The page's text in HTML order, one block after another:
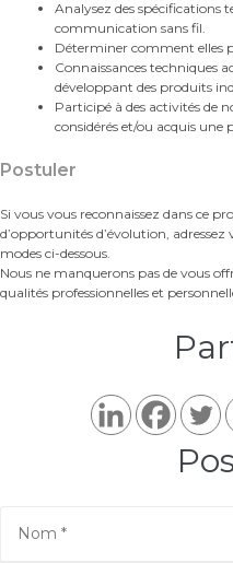
Analysez des spécifications
communication sans fil.
Déterminer comment elles
Connaissances techniques
développant des produits
Participé à des activités de
considérés et/ou acquis une
Postuler
Si vous vous reconnaissez dans ce
d’opportunités d’évolution,
modes ci-dessous.
Nous ne manquerons pas de vous
qualités professionnelles et